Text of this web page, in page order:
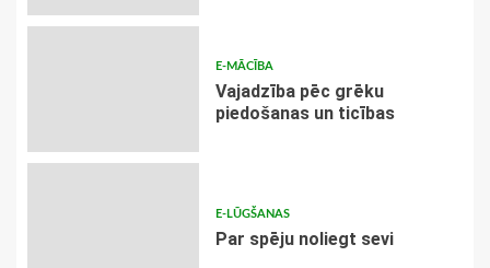
E-MĀCĪBA
Vajadzība pēc grēku
piedošanas un ticības
E-LŪGŠANAS
Par spēju noliegt sevi